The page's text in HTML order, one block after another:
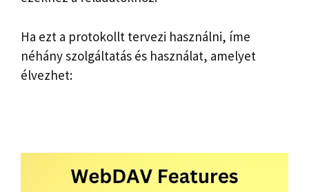
Ha ezt a protokollt tervezi használni, íme
néhány szolgáltatás és használat, amelyet
élvezhet: